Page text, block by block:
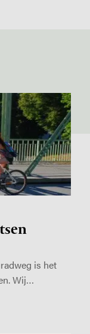
is het
Wij…